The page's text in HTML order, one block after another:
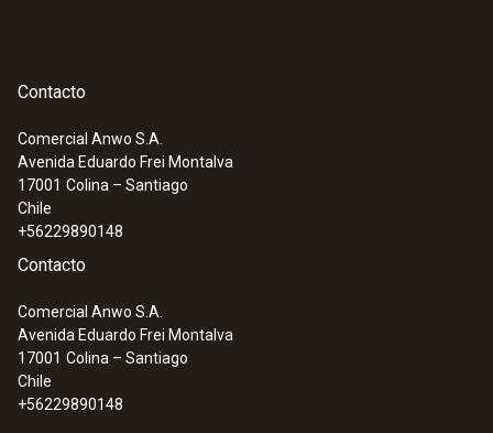
:0615 1712
Sonda de aire robusta - con sensor de
temperatura NTC
°C; exactitud de hasta ±0,2 °C
Contacto
Comercial Anwo S.A.
Avenida Eduardo Frei Montalva
17001 Colina – Santiago
Chile
+56229890148
Contacto
Comercial Anwo S.A.
Avenida Eduardo Frei Montalva
17001 Colina – Santiago
Chile
+56229890148